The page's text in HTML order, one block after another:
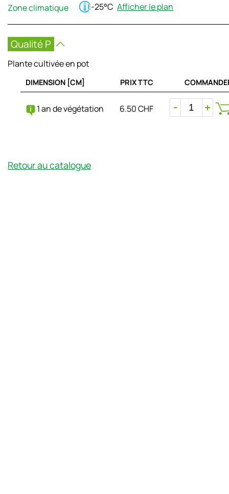
Zone climatique
-25°C Afficher le plan
Qualité P
Plante cultivée en pot
DIMENSION [CM] PRIX TTC
1 an de végétation 6.50 CHF
Retour au catalogue